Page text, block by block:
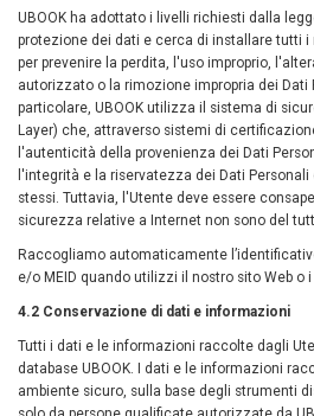
UBOOK ha adottato i livelli richiesti dalla
protezione dei dati e cerca di installare tutti
per prevenire la perdita, l'uso improprio,
autorizzato o la rimozione impropria dei Dati
particolare, UBOOK utilizza il sistema di
Layer) che, attraverso sistemi di
l'autenticità della provenienza dei Dati
l'integrità e la riservatezza dei Dati
stessi. Tuttavia, l'Utente deve essere
sicurezza relative a Internet non sono del
Raccogliamo automaticamente
e/o MEID quando utilizzi il nostro sito Web o
4.2 Conservazione di dati e informazioni
Tutti i dati e le informazioni raccolte dagli
database UBOOK. I dati e le informazioni
ambiente sicuro, sulla base degli strumenti